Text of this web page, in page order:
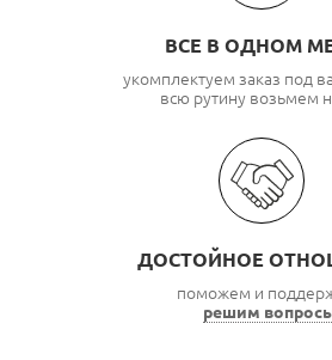
ВСЕ В ОДНОМ
укомплектуем заказ под
всю рутину возьмем
ДОСТОЙНОЕ
поможем и
решим